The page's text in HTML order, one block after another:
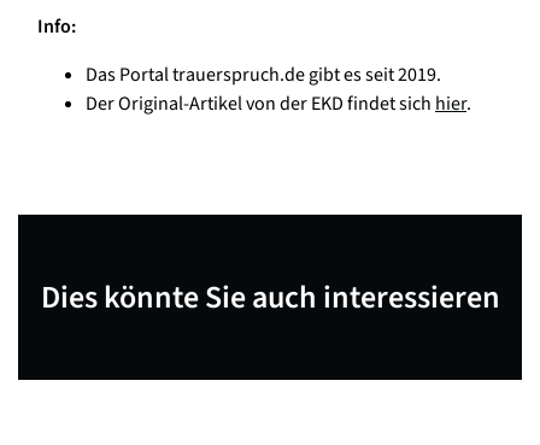
Info:
Das Portal trauerspruch.de gibt es seit 2019.
Der Original-Artikel von der EKD findet sichhier.
Dies könnte Sie auch interessieren